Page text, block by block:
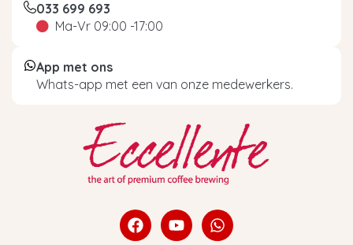
033 699 693
Ma-Vr 09:00 -17:00
App met ons
Whats-app met een van onze medewerkers.